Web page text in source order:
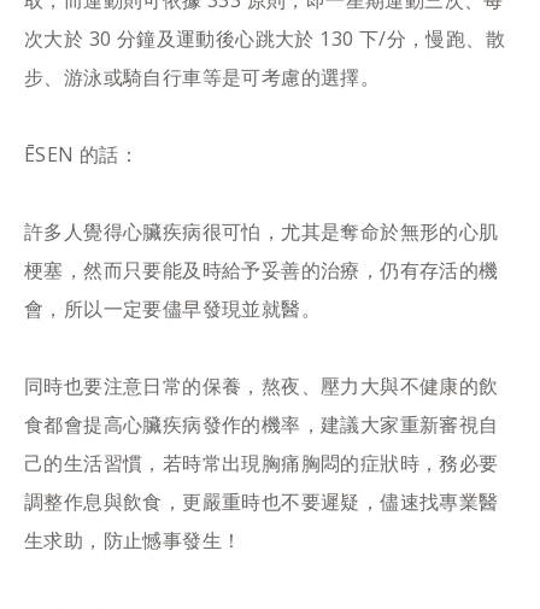
次大於 30 分鐘及運動後心跳大於 130 下/分，慢跑、散
步、游泳或騎自行車等是可考慮的選擇。
ĒSEN 的話：
許多人覺得心臟疾病很可怕，尤其是奪命於無形的心肌
梗塞，然而只要能及時給予妥善的治療，仍有存活的機
會，所以一定要儘早發現並就醫。
同時也要注意日常的保養，熬夜、壓力大與不健康的飲
食都會提高心臟疾病發作的機率，建議大家重新審視自
己的生活習慣，若時常出現胸痛胸悶的症狀時，務必要
調整作息與飲食，更嚴重時也不要遲疑，儘速找專業醫
生求助，防止憾事發生！